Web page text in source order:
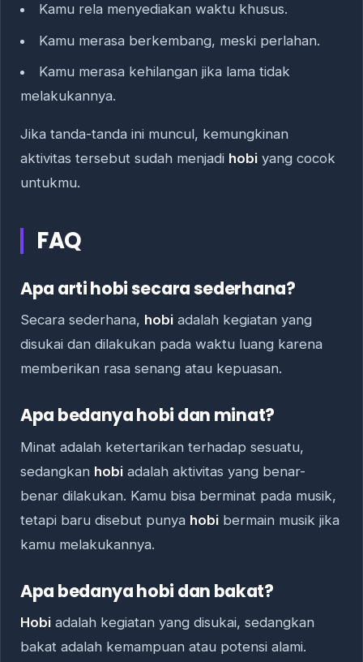
Kamu rela menyediakan waktu khusus.
Kamu merasa berkembang, meski perlahan.
Kamu merasa kehilangan jika lama tidak
melakukannya.
Jika tanda-tanda ini muncul, kemungkinan
aktivitas tersebut sudah menjadi hobi yang cocok
untukmu.
FAQ
Apa arti hobi secara sederhana?
Secara sederhana, hobi adalah kegiatan yang
disukai dan dilakukan pada waktu luang karena
memberikan rasa senang atau kepuasan.
Apa bedanya hobi dan minat?
Minat adalah ketertarikan terhadap sesuatu,
sedangkan hobi adalah aktivitas yang benar-
benar dilakukan. Kamu bisa berminat pada musik,
tetapi baru disebut punya hobi bermain musik jika
kamu melakukannya.
Apa bedanya hobi dan bakat?
Hobi adalah kegiatan yang disukai, sedangkan
bakat adalah kemampuan atau potensi alami.